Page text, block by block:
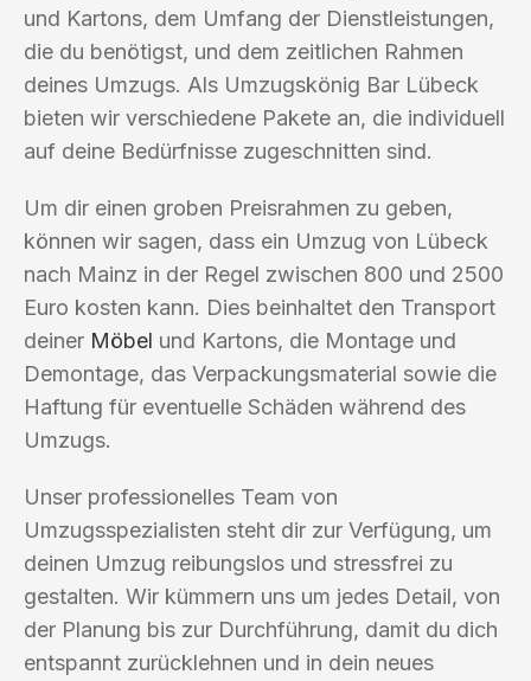
und Kartons, dem Umfang der Dienstleistungen,
die du benötigst, und dem zeitlichen Rahmen
deines Umzugs. Als Umzugskönig Bar Lübeck
bieten wir verschiedene Pakete an, die individuell
auf deine Bedürfnisse zugeschnitten sind.
Um dir einen groben Preisrahmen zu geben,
können wir sagen, dass ein Umzug von Lübeck
nach Mainz in der Regel zwischen 800 und 2500
Euro kosten kann. Dies beinhaltet den Transport
deiner Möbel und Kartons, die Montage und
Demontage, das Verpackungsmaterial sowie die
Haftung für eventuelle Schäden während des
Umzugs.
Unser professionelles Team von
Umzugsspezialisten steht dir zur Verfügung, um
deinen Umzug reibungslos und stressfrei zu
gestalten. Wir kümmern uns um jedes Detail, von
der Planung bis zur Durchführung, damit du dich
entspannt zurücklehnen und in dein neues